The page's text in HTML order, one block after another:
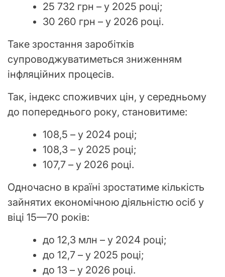
25 732 грн – у 2025 році;
30 260 грн – у 2026 році.
Таке зростання заробітків
супроводжуватиметься зниженням
інфляційних процесів.
Так, індекс споживчих цін, у середньому
до попереднього року, становитиме:
108,5 – у 2024 році;
108,3 – у 2025 році;
107,7 – у 2026 році.
Одночасно в країні зростатиме кількість
зайнятих економічною діяльністю осіб у
віці 15—70 років:
до 12,3 млн – у 2024 році;
до 12,7 – у 2025 році;
до 13 – у 2026 році.